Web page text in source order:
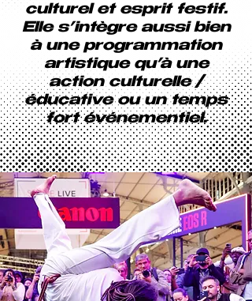
culturel et esprit festif.
Elle s’intègre aussi bien
à une programmation
artistique qu’à une
action culturelle /
éducative ou un temps
fort événementiel.